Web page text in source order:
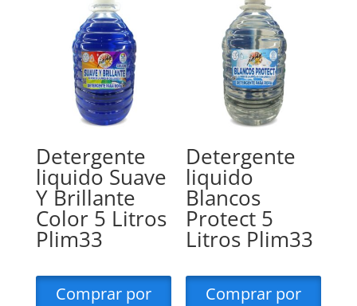
Detergente
liquido Suave
Y Brillante
Color 5 Litros
Plim33
Comprar por
Detergente
liquido
Blancos
Protect 5
Litros Plim33
Comprar por